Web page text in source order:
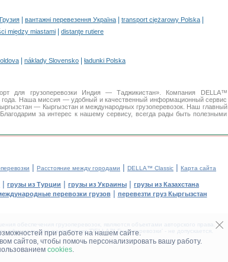
при работе на нашем сайте.
сайтов, чтобы помочь персонализировать вашу работу.
cookies.
вантажні перевезення Україна transport ciężarowy Polska
między miastami distanţe rutiere
náklady Slovensko ładunki Polska
для грузоперевозки Индия — Таджикистан». Компания DELLA™
года. Наша миссия — удобный и качественный информационный сервис
— Кыргызстан и международных грузоперевозок. Наш главный
за интерес к нашему сервису, всегда рады быть полезными
| Расстояние между городами | DELLA™ Classic | Карта сайта
| грузы из Турции | грузы из Украины | грузы из Казахстана
перевозки грузов| перевезти груз Кыргызстан
обеспечения грузоперевозок, являются объектами авторского права.
разрешения 'DELLA™ Грузоперевозки' - не допускается.
™!